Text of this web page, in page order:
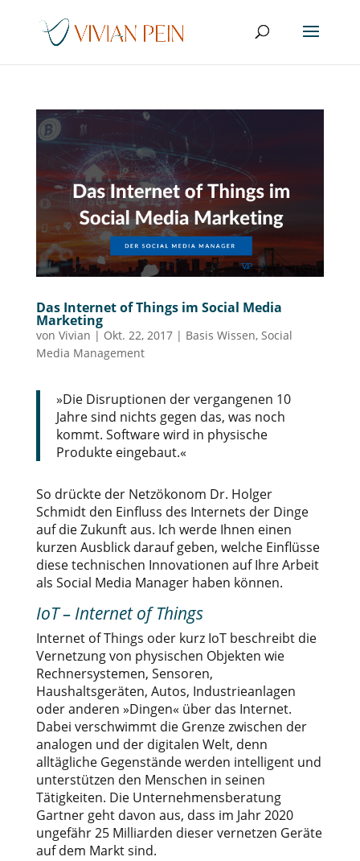
Das Internet of Things im Social Media
Marketing
von Vivian | Okt. 22, 2017| Basis Wissen, Social
Media Management
»Die Disruptionen der vergangenen 10
Jahre sind nichts gegen das, was noch
kommt. Software wird in physische
Produkte eingebaut.«
So drückte der Netzökonom Dr. Holger
Schmidt den Einfluss des Internets der Dinge
auf die Zukunft aus. Ich werde Ihnen einen
kurzen Ausblick darauf geben, welche Einflüsse
diese technischen Innovationen auf Ihre Arbeit
als Social Media Manager haben können.
IoT – Internet of Things
Internet of Things oder kurz IoT beschreibt die
Vernetzung von physischen Objekten wie
Rechnersystemen, Sensoren,
Haushaltsgeräten, Autos, Industrieanlagen
oder anderen »Dingen« über das Internet.
Dabei verschwimmt die Grenze zwischen der
analogen und der digitalen Welt, denn
alltägliche Gegenstände werden intelligent und
unterstützen den Menschen in seinen
Tätigkeiten. Die Unternehmensberatung
Gartner geht davon aus, dass im Jahr 2020
ungefähr 25 Milliarden dieser vernetzen Geräte
auf dem Markt sind.